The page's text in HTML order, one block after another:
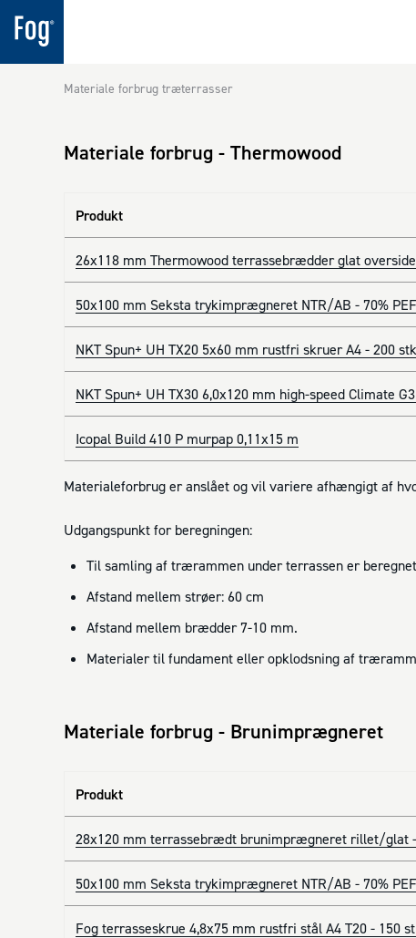
Materiale forbrug træterrasser
Materiale forbrug - Thermowood
Produkt
26x118 mm Thermowood terrassebrædder glat overside
50x100 mm Seksta trykimprægneret NTR/AB - 70%
NKT Spun+ UH TX20 5x60 mm rustfri skruer A4 - 200 stk
NKT Spun+ UH TX30 6,0x120 mm high-speed Climate
Icopal Build 410 P murpap 0,11x15 m
Materialeforbrug er anslået og vil variere afhængigt af
Udgangspunkt for beregningen:
Til samling af trærammen under terrassen er
Afstand mellem strøer: 60 cm
Afstand mellem brædder 7-10 mm.
Materialer til fundament eller opklodsning af
Materiale forbrug - Brunimprægneret
Produkt
28x120 mm terrassebrædt brunimprægneret rillet/glat -
50x100 mm Seksta trykimprægneret NTR/AB - 70%
Fog terrasseskrue 4,8x75 mm rustfri stål A4 T20 - 150